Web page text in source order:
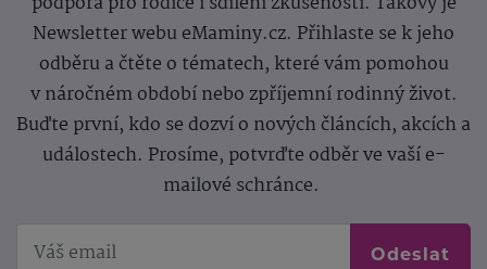
Newsletter webu eMaminy.cz. Přihlaste se k jeho
odběru a čtěte o tématech, které vám pomohou
v náročném období nebo zpříjemní rodinný život.
Buďte první, kdo se dozví o nových článcích, akcích a
událostech. Prosíme, potvrďte odběr ve vaší e-
mailové schránce.
Odeslat